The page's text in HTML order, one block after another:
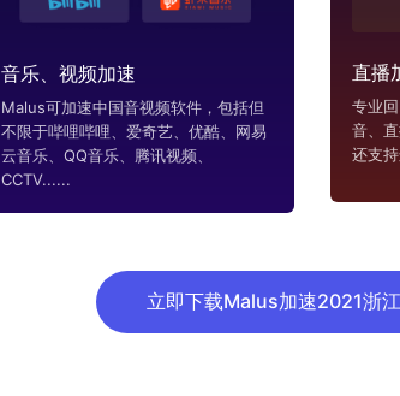
音乐、视频加速
Malus可加速中国音视频软件，包括但
不限于哔哩哔哩、爱奇艺、优酷、网易
云音乐、QQ音乐、腾讯视频、
CCTV......
直播
专业
音、
还支
立即下载Malus加速2021浙